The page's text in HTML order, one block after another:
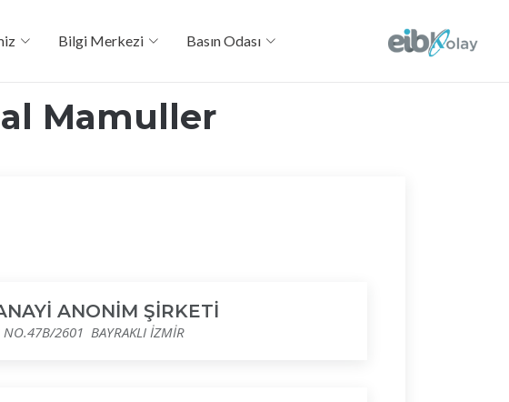
Bilgi Merkezi Basın Odası
Mamuller
ANONİM ŞİRKETİ
NO.47B/2601 BAYRAKLI İZMİR